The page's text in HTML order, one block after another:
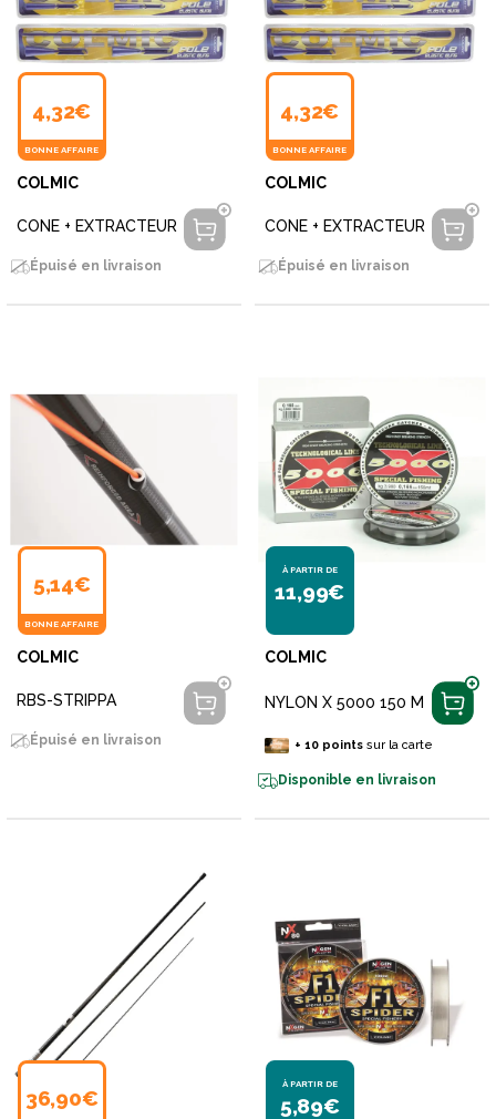
4,32€
BONNE AFFAIRE
COLMIC
CONE + EXTRACTEUR
Épuisé en livraison
4,32€
BONNE AFFAIRE
COLMIC
CONE + EXTRACTEUR
Épuisé en livraison
5,14€
BONNE AFFAIRE
COLMIC
RBS-STRIPPA
Épuisé en livraison
À PARTIR DE
11,99€
COLMIC
NYLON X 5000 150 M
+ 10pointssur la carte
Disponible en livraison
36,90€
À PARTIR DE
5,89€